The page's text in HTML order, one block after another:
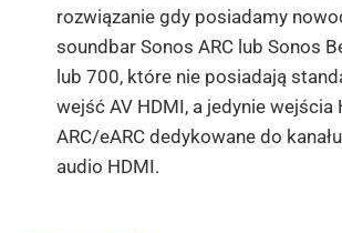
rozwiązanie gdy posiadamy
soundbar Sonos ARC lub Sonos
lub 700, które nie posiadają
wejść AV HDMI, a jedynie wejścia
ARC/eARC dedykowane do
audio HDMI.